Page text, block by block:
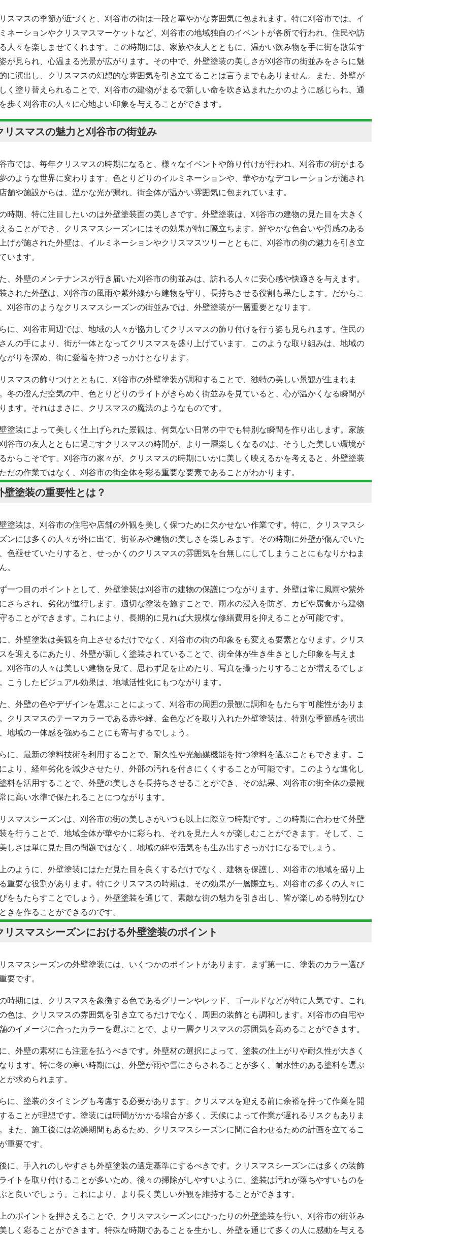
スマスの季節が近づくと、刈谷市の街は一段と華やかな雰囲気に包まれます。特に刈谷市では、イ
ネーションやクリスマスマーケットなど、刈谷市の地域独自のイベントが各所で行われ、住民や訪
人々を楽しませてくれます。この時期には、家族や友人とともに、温かい飲み物を手に街を散策す
が見られ、心温まる光景が広がります。その中で、外壁塗装の美しさが刈谷市の街並みをさらに魅
に演出し、クリスマスの幻想的な雰囲気を引き立てることは言うまでもありません。また、外壁が
く塗り替えられることで、刈谷市の建物がまるで新しい命を吹き込まれたかのように感じられ、通
歩く刈谷市の人々に心地よい印象を与えることができます。
リスマスの魅力と刈谷市の街並み
市では、毎年クリスマスの時期になると、様々なイベントや飾り付けが行われ、刈谷市の街がまる
のような世界に変わります。色とりどりのイルミネーションや、華やかなデコレーションが施され
舗や施設からは、温かな光が漏れ、街全体が温かい雰囲気に包まれています。
時期、特に注目したいのは外壁塗装面の美しさです。外壁塗装は、刈谷市の建物の見た目を大きく
ることができ、クリスマスシーズンにはその効果が特に際立ちます。鮮やかな色合いや質感のある
げが施された外壁は、イルミネーションやクリスマスツリーとともに、刈谷市の街の魅力を引き立
います。
、外壁のメンテナンスが行き届いた刈谷市の街並みは、訪れる人々に安心感や快適さを与えます。
された外壁は、刈谷市の風雨や紫外線から建物を守り、長持ちさせる役割も果たします。だからこ
刈谷市のようなクリスマスシーズンの街並みでは、外壁塗装が一層重要となります。
に、刈谷市周辺では、地域の人々が協力してクリスマスの飾り付けを行う姿も見られます。住民の
んの手により、街が一体となってクリスマスを盛り上げています。このような取り組みは、地域の
がりを深め、街に愛着を持つきっかけとなります。
スマスの飾りつけとともに、刈谷市の外壁塗装が調和することで、独特の美しい景観が生まれま
冬の澄んだ空気の中、色とりどりのライトがきらめく街並みを見ていると、心が温かくなる瞬間が
ます。それはまさに、クリスマスの魔法のようなものです。
塗装によって美しく仕上げられた景観は、何気ない日常の中でも特別な瞬間を作り出します。家族
谷市の友人とともに過ごすクリスマスの時間が、より一層楽しくなるのは、そうした美しい環境が
からこそです。刈谷市の家々が、クリスマスの時期にいかに美しく映えるかを考えると、外壁塗装
だの作業ではなく、刈谷市の街全体を彩る重要な要素であることがわかります。
壁塗装の重要性とは？
塗装は、刈谷市の住宅や店舗の外観を美しく保つために欠かせない作業です。特に、クリスマスシ
ンには多くの人々が外に出て、街並みや建物の美しさを楽しみます。その時期に外壁が傷んでいた
色褪せていたりすると、せっかくのクリスマスの雰囲気を台無しにしてしまうことにもなりかねま
。
一つ目のポイントとして、外壁塗装は刈谷市の建物の保護につながります。外壁は常に風雨や紫外
さらされ、劣化が進行します。適切な塗装を施すことで、雨水の浸入を防ぎ、カビや腐食から建物
ることができます。これにより、長期的に見れば大規模な修繕費用を抑えることが可能です。
、外壁塗装は美観を向上させるだけでなく、刈谷市の街の印象をも変える要素となります。クリス
を迎えるにあたり、外壁が新しく塗装されていることで、街全体が生き生きとした印象を与えま
刈谷市の人々は美しい建物を見て、思わず足を止めたり、写真を撮ったりすることが増えるでしょ
こうしたビジュアル効果は、地域活性化にもつながります。
、外壁の色やデザインを選ぶことによって、刈谷市の周囲の景観に調和をもたらす可能性がありま
クリスマスのテーマカラーである赤や緑、金色などを取り入れた外壁塗装は、特別な季節感を演出
地域の一体感を強めることにも寄与するでしょう。
に、最新の塗料技術を利用することで、耐久性や光触媒機能を持つ塗料を選ぶこともできます。こ
より、経年劣化を減少させたり、外部の汚れを付きにくくすることが可能です。このような進化し
料を活用することで、外壁の美しさを長持ちさせることができ、その結果、刈谷市の街全体の景観
に高い水準で保たれることにつながります。
スマスシーズンは、刈谷市の街の美しさがいつも以上に際立つ時期です。この時期に合わせて外壁
を行うことで、地域全体が華やかに彩られ、それを見た人々が楽しむことができます。そして、こ
しさは単に見た目の問題ではなく、地域の絆や活気をも生み出すきっかけになるでしょう。
のように、外壁塗装にはただ見た目を良くするだけでなく、建物を保護し、刈谷市の地域を盛り上
重要な役割があります。特にクリスマスの時期は、その効果が一層際立ち、刈谷市の多くの人々に
をもたらすことでしょう。外壁塗装を通じて、素敵な街の魅力を引き出し、皆が楽しめる特別なひ
きを作ることができるのです。
リスマスシーズンにおける外壁塗装のポイント
スマスシーズンの外壁塗装には、いくつかのポイントがあります。まず第一に、塗装のカラー選び
要です。
時期には、クリスマスを象徴する色であるグリーンやレッド、ゴールドなどが特に人気です。これ
色は、クリスマスの雰囲気を引き立てるだけでなく、周囲の装飾とも調和します。刈谷市の自宅や
のイメージに合ったカラーを選ぶことで、より一層クリスマスの雰囲気を高めることができます。
、外壁の素材にも注意を払うべきです。外壁材の選択によって、塗装の仕上がりや耐久性が大きく
ります。特に冬の寒い時期には、外壁が雨や雪にさらされることが多く、耐水性のある塗料を選ぶ
が求められます。
に、塗装のタイミングも考慮する必要があります。クリスマスを迎える前に余裕を持って作業を開
ることが理想です。塗装には時間がかかる場合が多く、天候によって作業が遅れるリスクもありま
また、施工後には乾燥期間もあるため、クリスマスシーズンに間に合わせるための計画を立てるこ
重要です。
に、手入れのしやすさも外壁塗装の選定基準にするべきです。クリスマスシーズンには多くの装飾
イトを取り付けることが多いため、後々の掃除がしやすいように、塗装は汚れが落ちやすいものを
と良いでしょう。これにより、より長く美しい外観を維持することができます。
のポイントを押さえることで、クリスマスシーズンにぴったりの外壁塗装を行い、刈谷市の街並み
しく彩ることができます。特殊な時期であることを生かし、外壁を通じて多くの人に感動を与える